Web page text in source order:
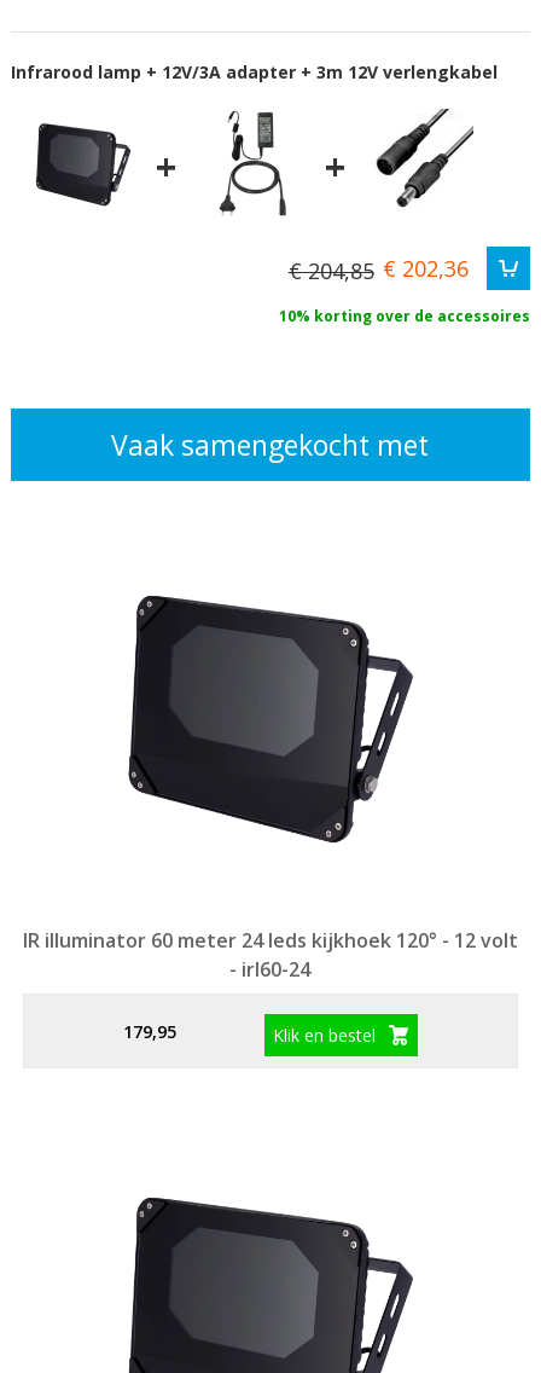
Vaak samengekocht met
IR illuminator 60 meter 24 leds kijkhoek 120° - 12 volt
- irl60-24
179,95 Klik en bestel
Infrarood lamp + 12V/3A adapter + 3m 12V verlengkabel
+ +
€ 204,85 € 202,36
10% korting over de accessoires